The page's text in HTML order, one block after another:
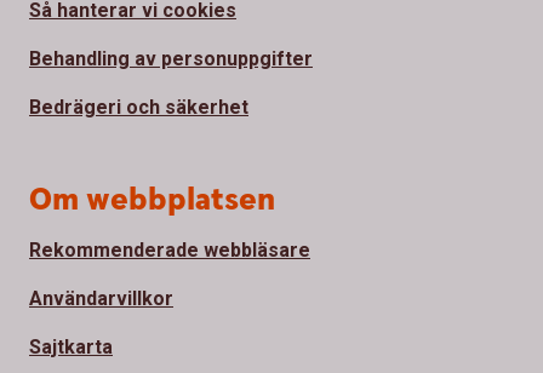
Så hanterar vi cookies
Behandling av personuppgifter
Bedrägeri och säkerhet
Om webbplatsen
Rekommenderade webbläsare
Användarvillkor
Sajtkarta